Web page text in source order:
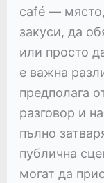
café —
закуси, да
или просто
е важна
предполага
разговор и
пълно
публична
могат да